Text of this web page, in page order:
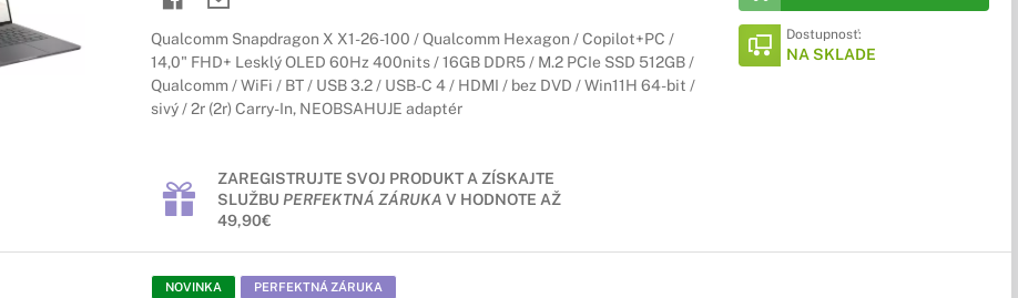
Qualcomm Snapdragon X X1-26-100 / Qualcomm Hexagon / Copilot+PC /
14,0" FHD+ Lesklý OLED 60Hz 400nits / 16GB DDR5 / M.2 PCIe SSD 512GB /
Qualcomm / WiFi / BT / USB 3.2 / USB-C 4 / HDMI / bez DVD / Win11H 64-bit /
sivý / 2r (2r) Carry-In, NEOBSAHUJE adaptér
Dostupnosť:
NA SKLADE
ZAREGISTRUJTE SVOJ PRODUKT A ZÍSKAJTE
SLUŽBU PERFEKTNÁ ZÁRUKA V HODNOTE AŽ
49,90€
NOVINKA PERFEKTNÁ ZÁRUKA